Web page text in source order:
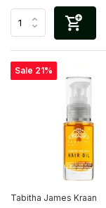
Sale 21%
Tabitha James Kraan